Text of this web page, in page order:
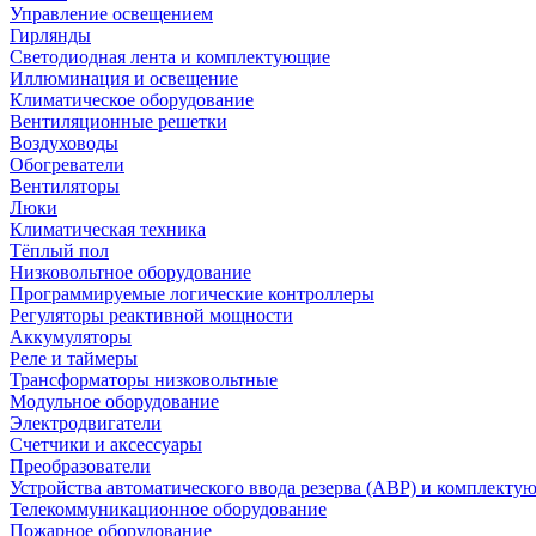
Управление освещением
Гирлянды
Светодиодная лента и комплектующие
Иллюминация и освещение
Климатическое оборудование
Вентиляционные решетки
Воздуховоды
Обогреватели
Вентиляторы
Люки
Климатическая техника
Тёплый пол
Низковольтное оборудование
Программируемые логические контроллеры
Регуляторы реактивной мощности
Аккумуляторы
Реле и таймеры
Трансформаторы низковольтные
Модульное оборудование
Электродвигатели
Счетчики и аксессуары
Преобразователи
Устройства автоматического ввода резерва (АВР) и
Телекоммуникационное оборудование
Пожарное оборудование